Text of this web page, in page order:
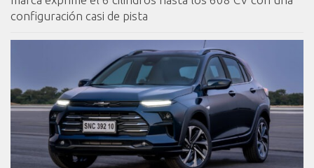
configuración casi de pista